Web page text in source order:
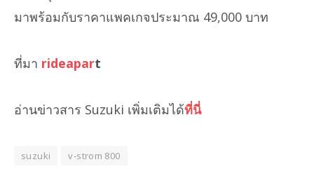
มาพร้อมกับราคาแพคเกจประมาณ 49,000 บาท
ที่มา rideapart
อ่านข่าวสาร Suzuki เพิ่มเติมได้ที่นี่
suzuki v-strom 800